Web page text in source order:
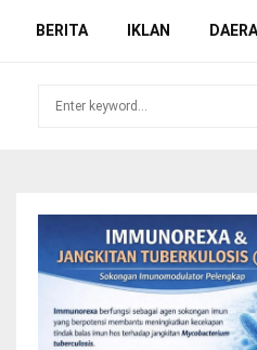
BERITA IKLAN